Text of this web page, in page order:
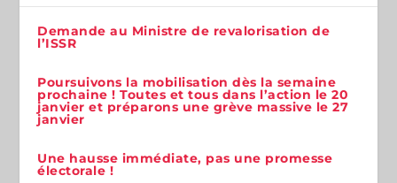
Demande au Ministre de revalorisation de
l’ISSR
Poursuivons la mobilisation dès la semaine
prochaine ! Toutes et tous dans l’action le 20
janvier et préparons une grève massive le 27
janvier
Une hausse immédiate, pas une promesse
électorale !